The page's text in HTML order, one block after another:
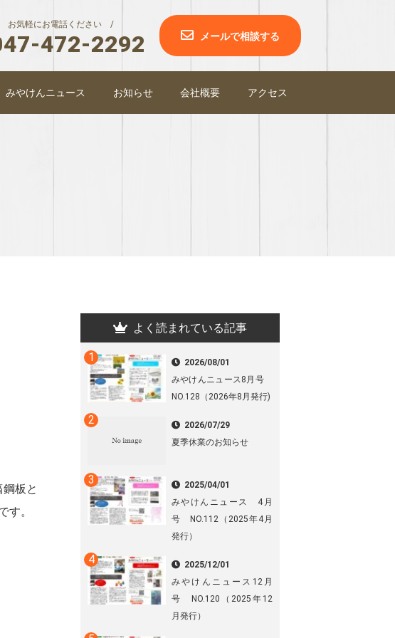
気軽にお電話ください /
472-2292 メールで相談する
みやけんニュース お知らせ 会社概要 アクセス
板と
す。
よく読まれている記事
2026/08/01
みやけんニュース8月号
NO.128（2026年8月発行)
2026/07/29
夏季休業のお知らせ
2025/04/01
みやけんニュース 4月
号 NO.112（2025年4月
発行）
2025/12/01
みやけんニュース12月
号 NO.120（2025年12
月発行）